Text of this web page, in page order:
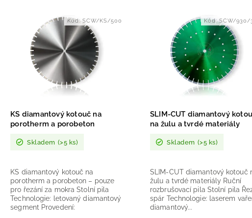
KS diamantový kotouč na
porotherm a porobeton
Skladem (>5 ks)
KS diamantový kotouč na
porotherm a porobeton – pouze
pro řezání za mokra Stolní pila
Technologie: letovaný diamantový
segment Provedení:
Kód:SCW/KS/500
SLIM-CUT diamantový
na žulu a tvrdé materiály
Skladem (>5 ks)
SLIM-CUT diamantový kotouč
žulu a tvrdé materiály Ruční
rozbrušovací pila Stolní pila
spár Technologie: laserem
diamantový...
Kód:SCW/930/